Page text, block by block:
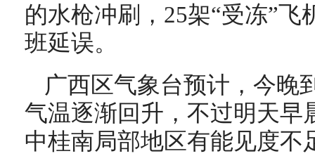
的水枪冲刷，25架“受冻”
班延误。
广西区气象台预计，今晚
气温逐渐回升，不过明天早
中桂南局部地区有能见度不